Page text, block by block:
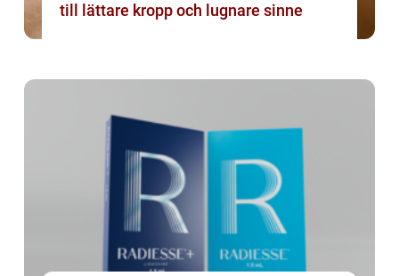
till lättare kropp och lugnare sinne